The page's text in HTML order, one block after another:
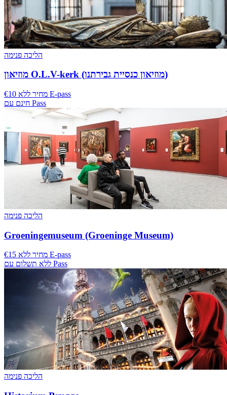
הליכה פנימה
מוזיאון O.L.V-kerk (מוזיאון כנסיית גבירתנו)
€10 מחיר ללא E-pass
חינם עם Pass
הליכה פנימה
Groeningemuseum (Groeninge Museum)
€15 מחיר ללא E-pass
ללא תשלום עם Pass
הליכה פנימה